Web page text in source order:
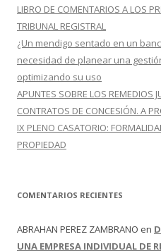
LIBRO DE COMENTARIOS A LOS
TRIBUNAL REGISTRAL
¿Un mendigo sentado en un
necesidad de planear una
optimizando su uso
APUNTES SOBRE LOS REMEDIOS
CONTRATOS DE CONCESIÓN. A
IX PLENO CASATORIO:
PROPIEDAD
COMENTARIOS RECIENTES
ABRAHAN PEREZ ZAMBRANO en
UNA EMPRESA INDIVIDUAL DE